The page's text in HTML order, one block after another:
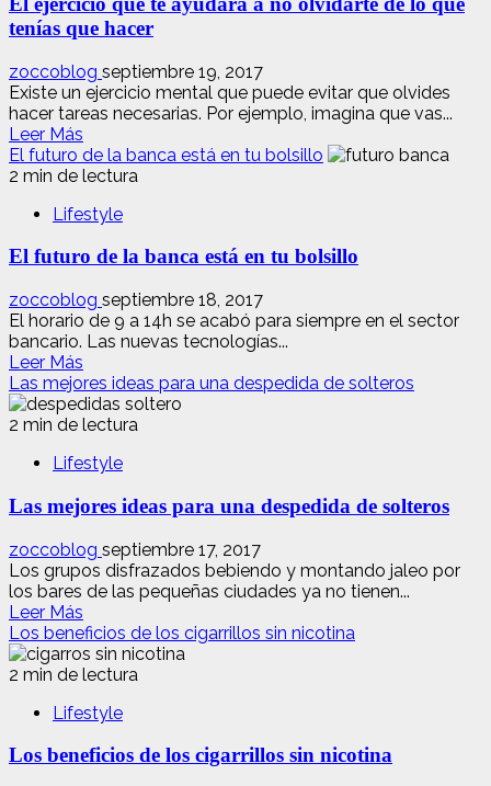
mejor
opción
la
regla?
tenías que hacer
zoccoblog septiembre 19, 2017
Existe un ejercicio mental que puede evitar que olvides
hacer tareas necesarias. Por ejemplo, imagina que vas...
Leer Más
más
acerca
El
que
ayudará
a
no
de
lo
que
que
El futuro de la banca está en tu bolsillo
2 min de lectura
Lifestyle
El futuro de la banca está en tu bolsillo
zoccoblog septiembre 18, 2017
El horario de 9 a 14h se acabó para siempre en el sector
bancario. Las nuevas tecnologías...
Leer Más
más
acerca
de
futuro
la
está
en
tu
Las mejores ideas para una despedida de solteros
2 min de lectura
Lifestyle
Las mejores ideas para una despedida de solteros
zoccoblog septiembre 17, 2017
Los grupos disfrazados bebiendo y montando jaleo por
los bares de las pequeñas ciudades ya no tienen...
Leer Más
más
acerca
de
mejores
para
Los beneficios de los cigarrillos sin nicotina
2 min de lectura
Lifestyle
Los beneficios de los cigarrillos sin nicotina